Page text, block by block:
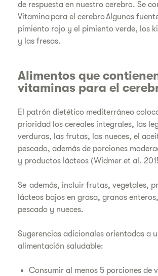
de respuesta en nuestro cerebro. Se
Vitamina para el cerebro Algunas
pimiento rojo y el pimiento verde, los
y las fresas.
Alimentos que
vitaminas para el
El patrón dietético mediterráneo
prioridad los cereales integrales, las
verduras, las frutas, las nueces, el
pescado, además de porciones
y productos lácteos (Widmer et al.
Se además, incluir frutas, vegetales,
lácteos bajos en grasa, granos
pescado y nueces.
Sugerencias adicionales orientadas a
alimentación saludable:
Consumir al menos 5 porciones de